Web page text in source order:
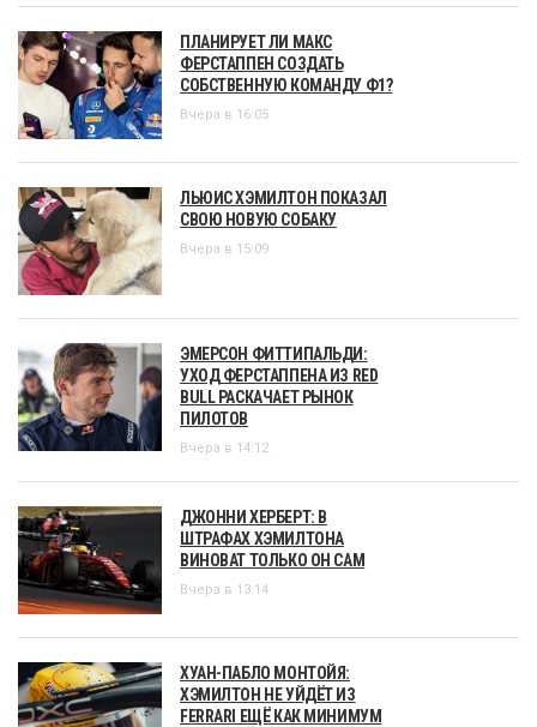
ПЛАНИРУЕТ ЛИ МАКС
ФЕРСТАППЕН СОЗДАТЬ
СОБСТВЕННУЮ КОМАНДУ Ф1?
Вчера в 16:05
ЛЬЮИС ХЭМИЛТОН ПОКАЗАЛ
СВОЮ НОВУЮ СОБАКУ
Вчера в 15:09
ЭМЕРСОН ФИТТИПАЛЬДИ:
УХОД ФЕРСТАППЕНА ИЗ RED
BULL РАСКАЧАЕТ РЫНОК
ПИЛОТОВ
Вчера в 14:12
ДЖОННИ ХЕРБЕРТ: В
ШТРАФАХ ХЭМИЛТОНА
ВИНОВАТ ТОЛЬКО ОН САМ
Вчера в 13:14
ХУАН-ПАБЛО МОНТОЙЯ:
ХЭМИЛТОН НЕ УЙДЁТ ИЗ
FERRARI ЕЩЁ КАК МИНИМУМ